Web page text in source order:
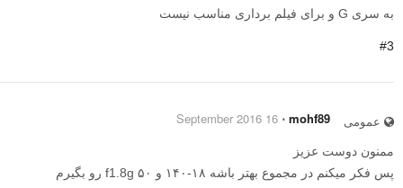
به سری G و برای فیلم برداری مناسب نیست
#3
عمومی mohf89
⋅
16 September 2016
ممنون دوست عزیز
پس فکر میکنم در مجموع بهتر باشه ۱۸-۱۴۰ و ۵۰ f1.8g رو بگیرم